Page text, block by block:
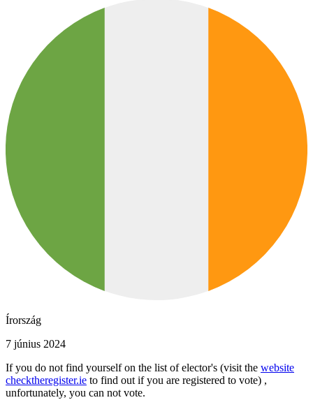
Írország
7 június 2024
If you do not find yourself on the list of elector's (visit the website
checktheregister.ie to find out if you are registered to vote) ,
unfortunately, you can not vote.